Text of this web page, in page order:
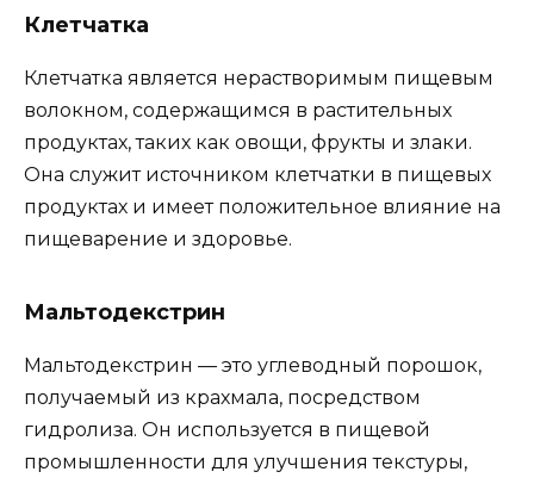
Клетчатка
Клетчатка является нерастворимым пищевым
волокном, содержащимся в растительных
продуктах, таких как овощи, фрукты и злаки.
Она служит источником клетчатки в пищевых
продуктах и имеет положительное влияние на
пищеварение и здоровье.
Мальтодекстрин
Мальтодекстрин — это углеводный порошок,
получаемый из крахмала, посредством
гидролиза. Он используется в пищевой
промышленности для улучшения текстуры,